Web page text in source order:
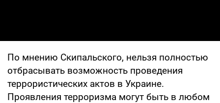
По мнению Скипальского, нельзя полностью
отбрасывать возможность проведения
террористических актов в Украине.
Проявления терроризма могут быть в любом